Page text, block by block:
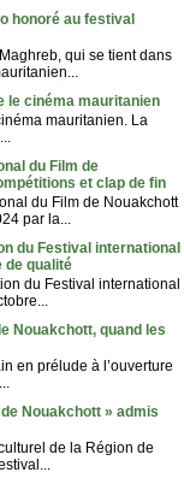
honoré au festival
qui se tient dans
le cinéma mauritanien
mauritanien. La
du Film de
et clap de fin
du Film de Nouakchott
par la...
du Festival international
de qualité
du Festival international
Nouakchott, quand les
en prélude à l’ouverture
Nouakchott » admis
de la Région de